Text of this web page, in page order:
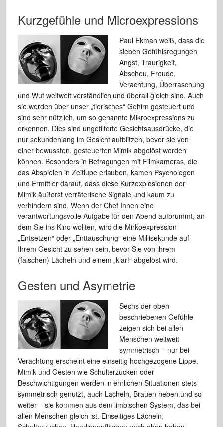
Kurzgefühle und Microexpressions
Paul Ekman weiß, dass die
sieben Gefühlsregungen
Angst, Traurigkeit,
Abscheu, Freude,
Verachtung, Überraschung
und Wut weltweit verständlich und überall gleich sind. Auch
sie werden über unser „tierisches“ Gehirn gesteuert und
sind sehr nützlich, um so genannte Mikroexpressions zu
erkennen. Dies sind ungefilterte Gesichtsausdrücke, die
nur sekundenlang im Gesicht aufblitzen, bevor sie von
einer bewussten, gesteuerten Mimik abgelöst werden
können. Besonders in Befragungen mit Filmkameras, die
das Abspielen in Zeitlupe erlauben, kamen Psychologen
und Ermittler darauf, dass diese Kurzexplosionen der
Mimik äußerst verräterische Signale und kaum zu
verhindern sind. Wenn der Chef Ihnen eine
verantwortungsvolle Aufgabe für den Abend aufbrummt, an
dem Sie ins Kino wollten, wird die Mirkoexpression
„Entsetzen“ oder „Enttäuschung“ eine Millisekunde auf
Ihrem Gesicht zu sehen sein, bevor Sie von ihrem
(falschen) Lächeln und einem „klar!“ abgelöst wird.
Gesten und Asymetrie
Sechs der oben
beschriebenen Gefühle
zeigen sich bei allen
Menschen weltweit
symmetrisch – nur bei
Verachtung erscheint eine einseitig hochgezogene Lippe.
Mimik und Gesten wie Schulterzucken oder
Beschwichtigungen werden in ehrlichen Situationen stets
symmetrisch genutzt, auch Lächeln, Brauen heben und so
weiter – sie kommen aus dem limbischen System, das bei
allen Menschen gleich ist. Einseitiges Lächeln,